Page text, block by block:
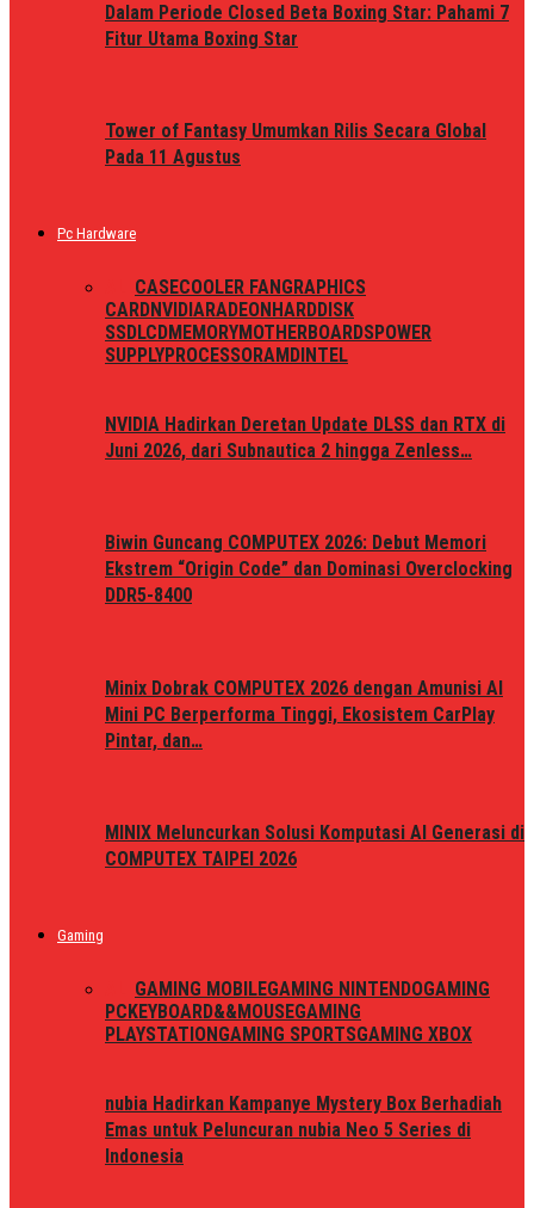
Dalam Periode Closed Beta Boxing Star: Pahami 7
Fitur Utama Boxing Star
Tower of Fantasy Umumkan Rilis Secara Global
Pada 11 Agustus
Pc Hardware
CASECOOLER FAN GRAPHICS
CARDNVIDIARADEON HARDDISK
SSDLCDMEMORYMOTHERBOARDSPOWER
SUPPLYPROCESSORAMD INTEL
NVIDIA Hadirkan Deretan Update DLSS dan RTX di
Juni 2026, dari Subnautica 2 hingga Zenless…
Biwin Guncang COMPUTEX 2026: Debut Memori
Ekstrem “Origin Code” dan Dominasi Overclocking
DDR5-8400
Minix Dobrak COMPUTEX 2026 dengan Amunisi AI
Mini PC Berperforma Tinggi, Ekosistem CarPlay
Pintar, dan…
MINIX Meluncurkan Solusi Komputasi AI Generasi di
COMPUTEX TAIPEI 2026
Gaming
GAMING MOBILEGAMING NINTENDOGAMING
PCKEYBOARD&&MOUSEGAMING
PLAYSTATIONGAMING SPORTSGAMING XBOX
nubia Hadirkan Kampanye Mystery Box Berhadiah
Emas untuk Peluncuran nubia Neo 5 Series di
Indonesia